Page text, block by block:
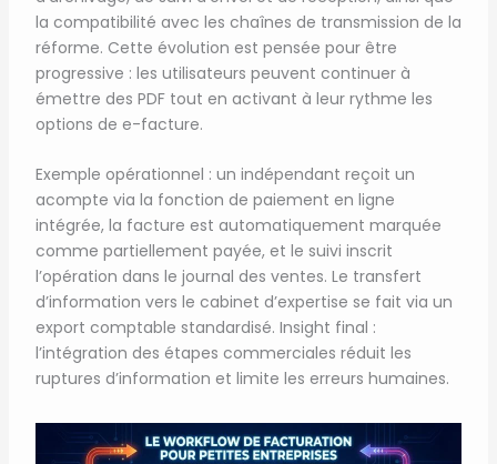
la compatibilité avec les chaînes de transmission de la
réforme. Cette évolution est pensée pour être
progressive : les utilisateurs peuvent continuer à
émettre des PDF tout en activant à leur rythme les
options de e-facture.
Exemple opérationnel : un indépendant reçoit un
acompte via la fonction de paiement en ligne
intégrée, la facture est automatiquement marquée
comme partiellement payée, et le suivi inscrit
l’opération dans le journal des ventes. Le transfert
d’information vers le cabinet d’expertise se fait via un
export comptable standardisé. Insight final :
l’intégration des étapes commerciales réduit les
ruptures d’information et limite les erreurs humaines.